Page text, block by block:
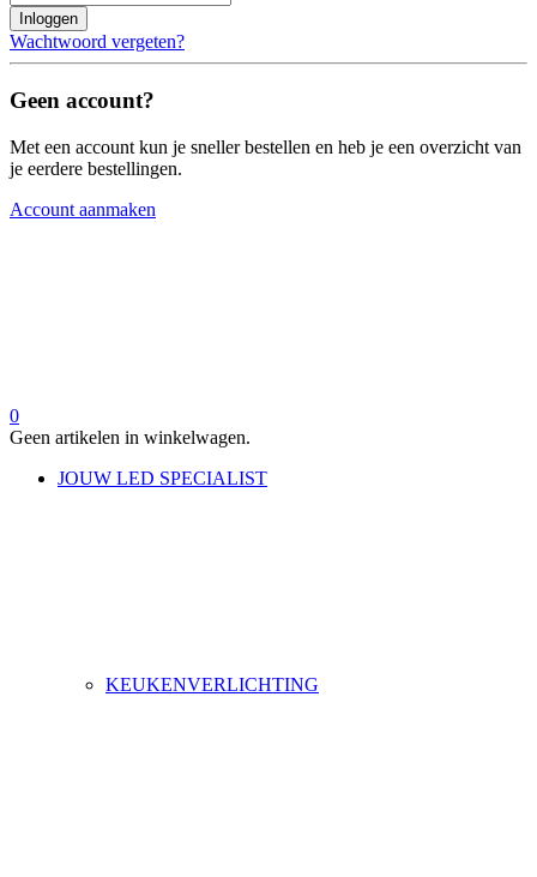
Inloggen
Wachtwoord vergeten?
Geen account?
Met een account kun je sneller bestellen en heb je een overzicht van
je eerdere bestellingen.
Account aanmaken
0
Geen artikelen in winkelwagen.
JOUW LED SPECIALIST
KEUKENVERLICHTING